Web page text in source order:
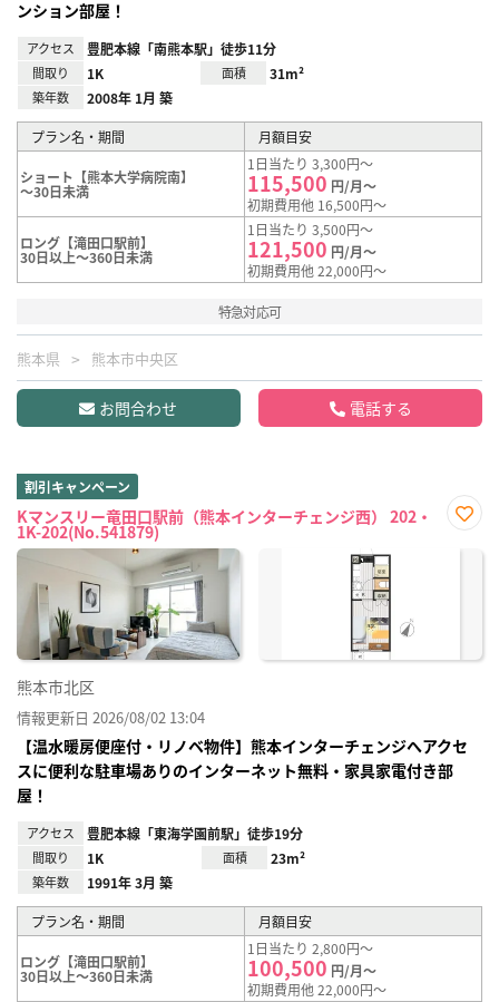
ンション部屋！
アクセス 豊肥本線「南熊本駅」徒歩11分
間取り 1K 面積 31m²
築年数 2008年 1月 築
プラン名・期間 月額目安
ショート【熊本大学病院南】
～30日未満
1日当たり 3,300円～
115,500 円/月～
初期費用他 16,500円～
ロング【滝田口駅前】
30日以上～360日未満
1日当たり 3,500円～
121,500 円/月～
初期費用他 22,000円～
特急対応可
熊本県 熊本市中央区
お問合わせ 電話する
割引キャンペーン
Kマンスリー竜田口駅前（熊本インターチェンジ西） 202・
1K-202(No.541879)
に入
熊本市北区
情報更新日 2026/08/02 13:04
【温水暖房便座付・リノベ物件】熊本インターチェンジへアクセ
スに便利な駐車場ありのインターネット無料・家具家電付き部
屋！
アクセス 豊肥本線「東海学園前駅」徒歩19分
間取り 1K 面積 23m²
築年数 1991年 3月 築
プラン名・期間 月額目安
ロング【滝田口駅前】
30日以上～360日未満
1日当たり 2,800円～
100,500 円/月～
初期費用他 22,000円～